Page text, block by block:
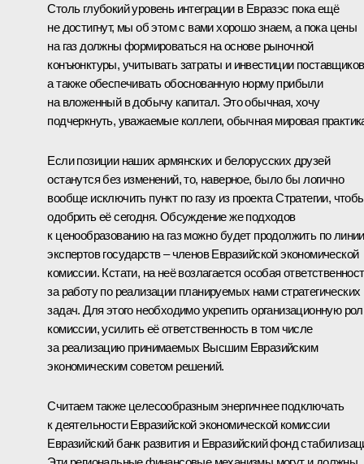
Столь глубокий уровень интеграции в Евразэс пока ещё
не достигнут, мы об этом с вами хорошо знаем, а пока цены
на газ должны формироваться на основе рыночной
конъюнктуры, учитывать затраты и инвестиции
а также обеспечивать обоснованную норму прибыли
на вложенный в добычу капитал. Это обычная, хочу
подчеркнуть, уважаемые коллеги, обычная мировая
Если позиции наших армянских и белорусских друзей
останутся без изменений, то, наверное, было бы логично
вообще исключить пункт по газу из проекта Стратегии,
одобрить её сегодня. Обсуждение же подходов
к ценообразованию на газ можно будет продолжить по линии
экспертов государств – членов Евразийской экономической
комиссии. Кстати, на неё возлагается особая
за работу по реализации планируемых нами стратегических
задач. Для этого необходимо укрепить организационную
комиссии, усилить её ответственность в том числе
за реализацию принимаемых Высшим Евразийским
экономическим советом решений.
Считаем также целесообразным энергичнее подключать
к деятельности Евразийской экономической комиссии
Евразийский банк развития и Евразийский фонд